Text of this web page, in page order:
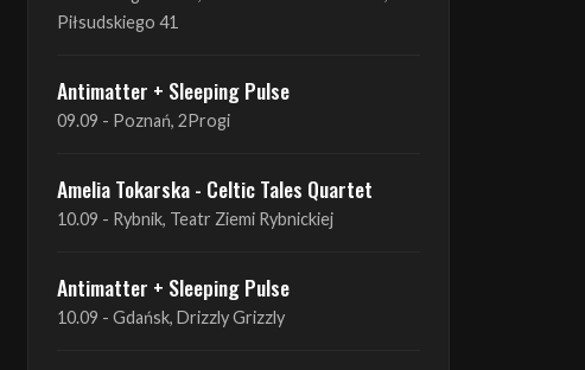
09.09 - Poznań, 2Progi
Amelia Tokarska - Celtic Tales Quartet
10.09 - Rybnik, Teatr Ziemi Rybnickiej
Antimatter + Sleeping Pulse
10.09 - Gdańsk, Drizzly Grizzly
Antimatter + Sleeping Pulse
11.09 - Warszawa, VooDoo Club